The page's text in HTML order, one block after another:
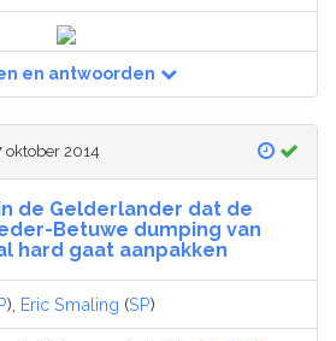
en antwoorden
oktober 2014
de Gelderlander dat de
Betuwe dumping van
hard gaat aanpakken
), Eric Smaling (SP)